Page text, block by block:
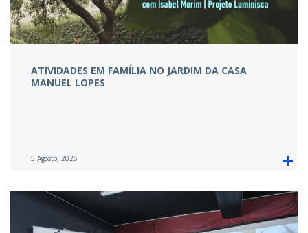
ATIVIDADES EM FAMÍLIA NO JARDIM DA CASA
MANUEL LOPES
5 Agosto, 2026